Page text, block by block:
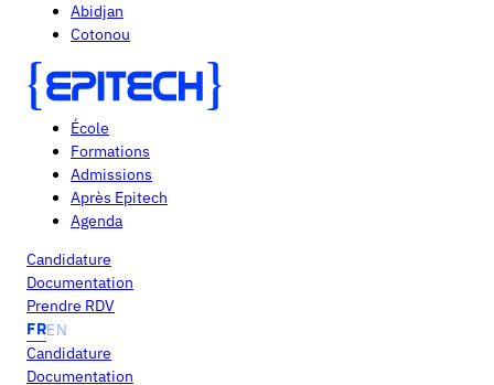
Abidjan
Cotonou
École
Formations
Admissions
Après Epitech
Agenda
Candidature
Documentation
Prendre RDV
FREN
Candidature
Documentation